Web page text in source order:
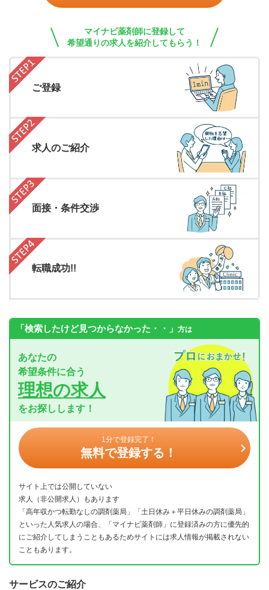
マイナビ薬剤師に登録して
希望通りの求人を紹介してもらう！
ご登録
求人のご紹介
面接・条件交渉
転職成功!!
「検索したけど見つからなかった・・」 方は
あなたの
希望条件に合う
理想の求人
をお探しします！
1分で登録完了！
無料で登録する！
サイト上では公開していない
求人（非公開求人）もあります
「高年収かつ転勤なしの調剤薬局」「土日休み＋平日休みの調剤薬局」
といった人気求人の場合、「マイナビ薬剤師」に登録済みの方に優先的
にご紹介してしまうこともあるためサイトには求人情報が掲載されない
こともあります。
サービスのご紹介